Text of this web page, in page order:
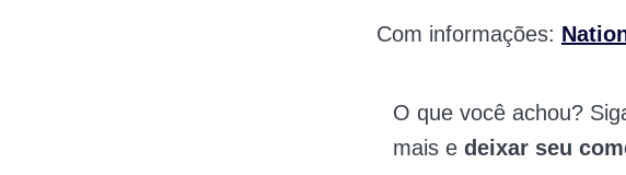
Com informações:
O que você achou?
mais e deixar seu